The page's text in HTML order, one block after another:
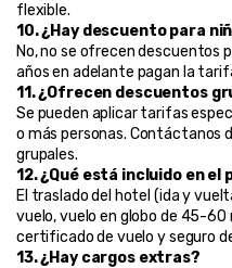
flexible.
10. ¿Hay descuento para
No, no se ofrecen descuentos
años en adelante pagan la
11. ¿Ofrecen descuentos
Se pueden aplicar tarifas
o más personas. Contáctanos
grupales.
12. ¿Qué está incluido en el
El traslado del hotel (ida y
vuelo, vuelo en globo de 45-
certificado de vuelo y seguro
13. ¿Hay cargos extras?